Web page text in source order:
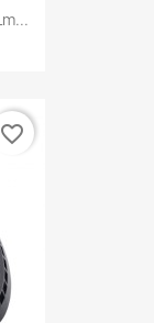
favorite_border